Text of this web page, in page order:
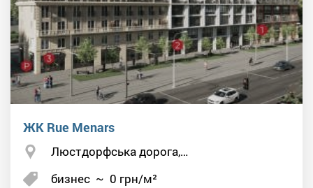
ЖК Rue Menars
Люстдорфська дорога,…
бизнес ~ 0 грн/м²